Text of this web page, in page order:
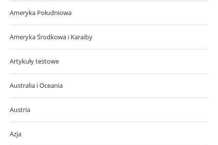
Ameryka Południowa
Ameryka Środkowa i Karaiby
Artykuły testowe
Australia i Oceania
Austria
Azja